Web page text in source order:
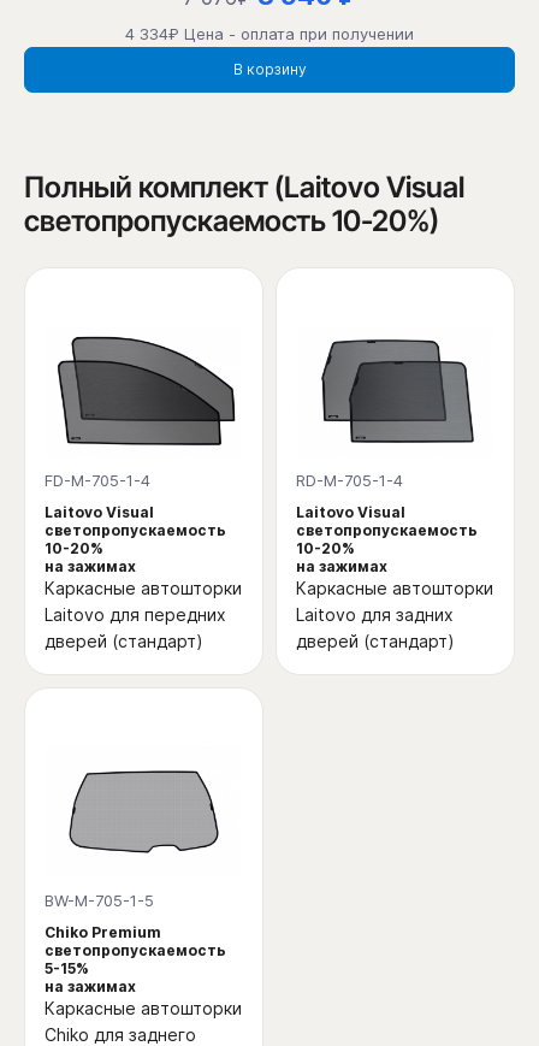
4 334₽ Цена - оплата при получении
В корзину
Полный комплект (Laitovo Visual
светопропускаемость 10-20%)
FD-M-705-1-4
Laitovo Visual
светопропускаемость
10-20%
на зажимах
Каркасные автошторки
Laitovo для передних
дверей (стандарт)
RD-M-705-1-4
Laitovo Visual
светопропускаемость
10-20%
на зажимах
Каркасные автошторки
Laitovo для задних
дверей (стандарт)
BW-M-705-1-5
Chiko Premium
светопропускаемость
5-15%
на зажимах
Каркасные автошторки
Chiko для заднего